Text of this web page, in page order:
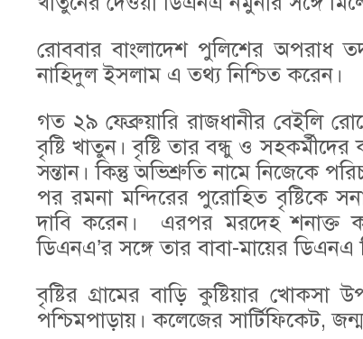
রোববার বাংলাদেশ পুলিশের অপরাধ
নাহিদুল ইসলাম এ তথ্য নিশ্চিত করেন।
গত ২৯ ফেব্রুয়ারি রাজধানীর বেইলি
বৃষ্টি খাতুন। বৃষ্টি তার বন্ধু ও
সন্তান। কিন্তু অভিশ্রুতি নামে নিজেকে
পর রমনা মন্দিরের পুরোহিত বৃষ্টিকে
দাবি করেন। এরপর মরদেহ শনাক্ত
ডিএনএ’র সঙ্গে তার বাবা-মায়ের ডিএনএ
বৃষ্টির গ্রামের বাড়ি কুষ্টিয়ার খোকসা
প‌শ্চিমপাড়ায়। কলেজের সার্টিফিকেট,